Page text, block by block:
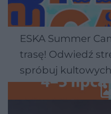
ESKA Summer
trasę! Odwiedź
spróbuj
Wawelu